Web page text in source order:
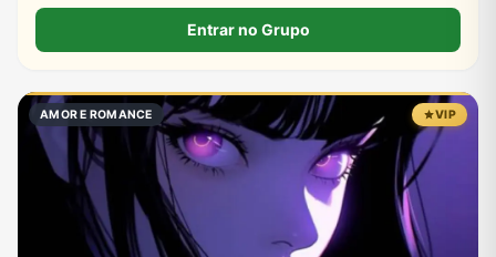
Entrar no Grupo
AMOR E ROMANCE VIP